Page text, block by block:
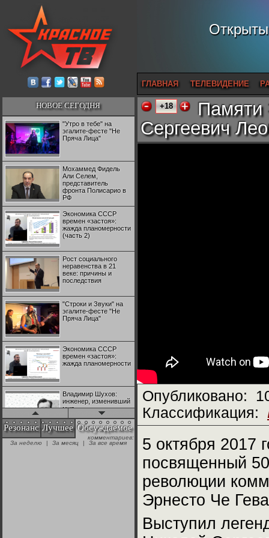
ГЛАВНАЯ ТЕЛЕВИДЕНИЕ
НОВОЕ СЕГОДНЯ
"Утро в тебе" на
эгалите-фесте "Не
Пряча Лица"
Мохаммед Фидель
Али Селем,
представитель
фронта Полисарио в
РФ
Экономика СССР
времен «застоя»:
жажда планомерности
(часть 2)
Рост социального
неравенства в 21
веке: причины и
последствия
"Строки и Звуки" на
эгалите-фесте "Не
Пряча Лица"
Экономика СССР
времен «застоя»:
жажда планомерности
Владимир Шухов:
инженер, изменивший
мир
"Аркадий Коц" на
эгалите-фесте "Не
Резонанс Лучшее Обсуждаемое
комментариев:
За неделю
| За месяц | За все время
+18
Памяти
Сергеевич
Опубликовано:
Классификация:
5 октября 2017
посвященный
революции
Эрнесто Че
Выступил